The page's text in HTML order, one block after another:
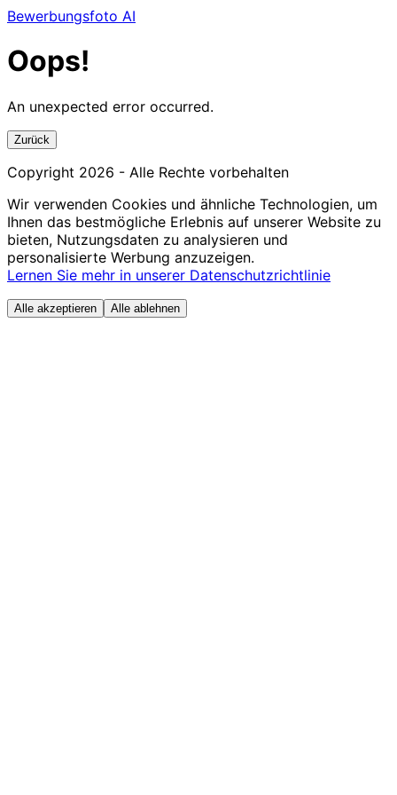
Bewerbungsfoto AI
Oops!
An unexpected error occurred.
Zurück
Copyright 2026 - Alle Rechte vorbehalten
Wir verwenden Cookies und ähnliche Technologien, um
Ihnen das bestmögliche Erlebnis auf unserer Website zu
bieten, Nutzungsdaten zu analysieren und
personalisierte Werbung anzuzeigen.
Lernen Sie mehr in unserer Datenschutzrichtlinie
Alle akzeptieren Alle ablehnen